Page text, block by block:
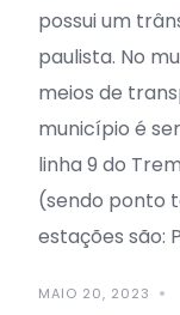
possui um
paulista. No
meios de
município é
linha 9 do
(sendo ponto
estações são:
MAIO 20, 2023